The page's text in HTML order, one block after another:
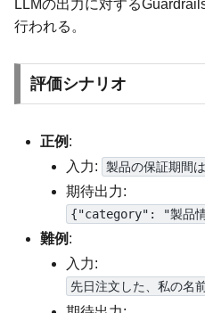
LLMの出力に対する
行われる。
評価シナリオ
正例 :
入力:
製品の保証期間
期待出力:
{"category": "製品情
難例 :
入力:
先日注文した、私の名